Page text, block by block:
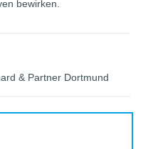
bewirken.
& Partner Dortmund